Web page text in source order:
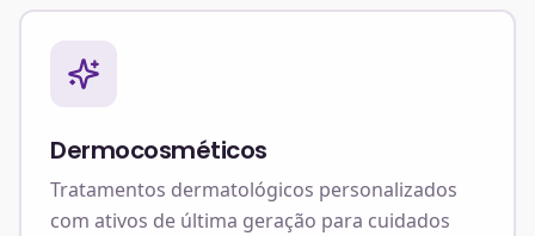
Dermocosméticos
Tratamentos dermatológicos personalizados
com ativos de última geração para cuidados